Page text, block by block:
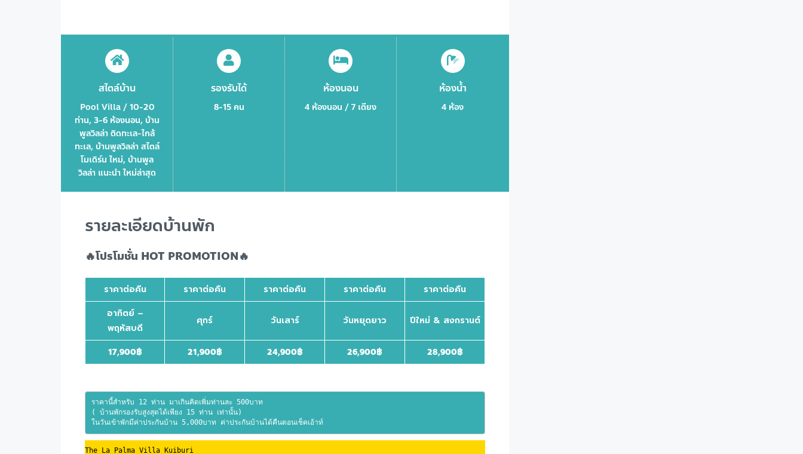
สไตล์บ้าน
Pool Villa / 10-20
ท่าน, 3-6 ห้องนอน, บ้าน
พูลวิลล่า ติดทะเล-ใกล้
ทะเล, บ้านพูลวิลล่า สไตล์
โมเดิร์น ใหม่, บ้านพูล
วิลล่า แนะนำ ใหม่ล่าสุด
รองรับได้
8-15 คน
ห้องนอน
4 ห้องนอน / 7 เตียง
ห้องน้ำ
4 ห้อง
รายละเอียดบ้านพัก
🔥โปรโมชั่น HOT PROMOTION🔥
ราคาต่อคืน ราคาต่อคืน ราคาต่อคืน ราคาต่อคืน
ราคาต่อคืน
อาทิตย์ –
พฤหัสบดี
ศุกร์ วันเสาร์ วันหยุดยาว ปีใหม่ & สงกรานต์
17,900฿ 21,900฿ 24,900฿ 26,900฿ 28,900฿
ราคานี้สำหรับ 12 ท่าน มาเกินคิดเพิ่มท่านละ 500บาท
( บ้านพักรองรับสูงสุดได้เพียง 15 ท่าน เท่านั้น)
ในวันเข้าพักมีค่าประกันบ้าน 5,000บาท ค่าประกันบ้านได้คืนตอนเช็คเอ้าท์
The La Palma Villa Kuiburi